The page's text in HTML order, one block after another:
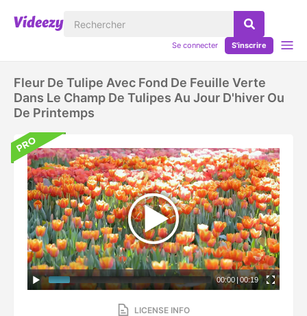
Se connecter S'inscrire
Fleur De Tulipe Avec Fond De Feuille Verte
Dans Le Champ De Tulipes Au Jour D'hiver Ou
De Printemps
00:00 |00:19
LICENSE INFO